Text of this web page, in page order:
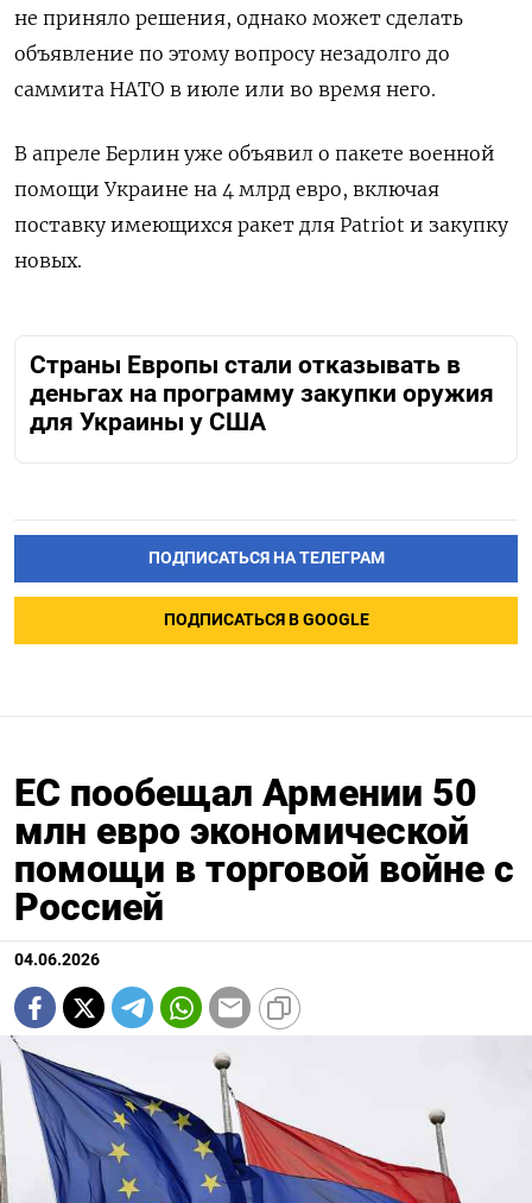
не приняло решения, однако может сделать
объявление по этому вопросу незадолго до
саммита НАТО в июле или во время него.
В апреле Берлин уже объявил о пакете военной
помощи Украине на 4 млрд евро, включая
поставку имеющихся ракет для Patriot и закупку
новых.
Страны Европы стали отказывать в
деньгах на программу закупки оружия
для Украины у США
ПОДПИСАТЬСЯ НА ТЕЛЕГРАМ
ПОДПИСАТЬСЯ В GOOGLE
ЕС пообещал Армении 50
млн евро экономической
помощи в торговой войне с
Россией
04.06.2026